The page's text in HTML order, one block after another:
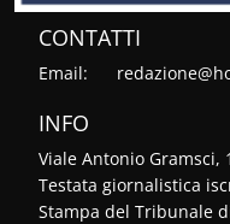
CONTATTI
Email:
INFO
Viale Antonio Gramsci,
Testata giornalistica
Stampa del Tribunale